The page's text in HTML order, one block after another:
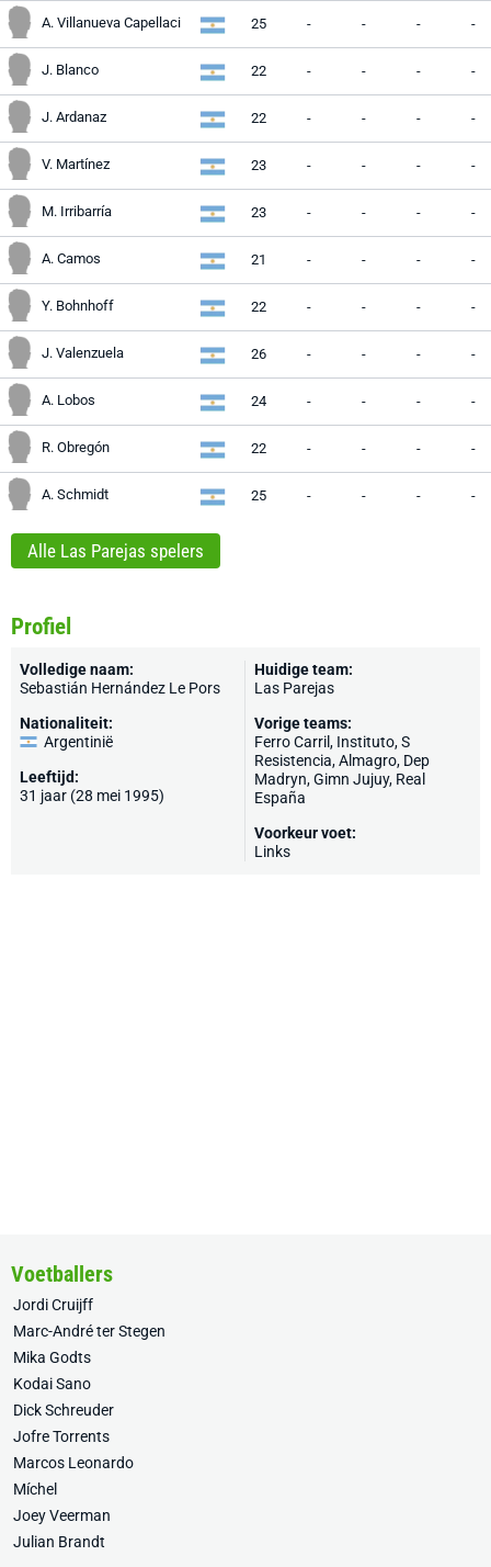
A. Villanueva Capellaci 25 - - - -
J. Blanco 22 - - - -
J. Ardanaz 22 - - - -
V. Martínez 23 - - - -
M. Irribarría 23 - - - -
A. Camos 21 - - - -
Y. Bohnhoff 22 - - - -
J. Valenzuela 26 - - - -
A. Lobos 24 - - - -
R. Obregón 22 - - - -
A. Schmidt 25 - - - -
Alle Las Parejas spelers
Profiel
Volledige naam:
Sebastián Hernández Le Pors
Nationaliteit:
Argentinië
Leeftijd:
31 jaar (28 mei 1995)
Huidige team:
Las Parejas
Vorige teams:
Ferro Carril, Instituto, S
Resistencia, Almagro, Dep
Madryn, Gimn Jujuy, Real
España
Voorkeur voet:
Links
Voetballers
Jordi Cruijff
Marc-André ter Stegen
Mika Godts
Kodai Sano
Dick Schreuder
Jofre Torrents
Marcos Leonardo
Míchel
Joey Veerman
Julian Brandt